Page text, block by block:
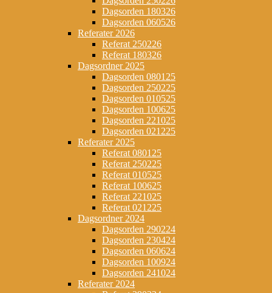
Dagsorden 180326
Dagsorden 060526
Referater 2026
Referat 250226
Referat 180326
Dagsordner 2025
Dagsorden 080125
Dagsorden 250225
Dagsorden 010525
Dagsorden 100625
Dagsorden 221025
Dagsorden 021225
Referater 2025
Referat 080125
Referat 250225
Referat 010525
Referat 100625
Referat 221025
Referat 021225
Dagsordner 2024
Dagsorden 290224
Dagsorden 230424
Dagsorden 060624
Dagsorden 100924
Dagsorden 241024
Referater 2024